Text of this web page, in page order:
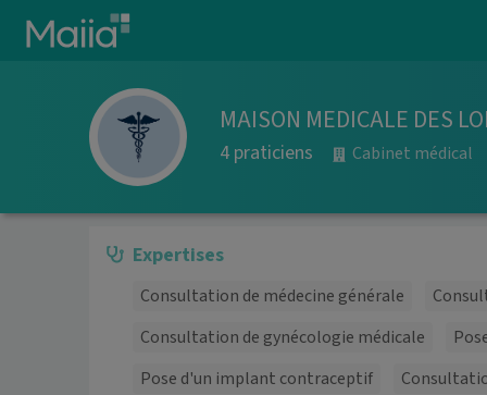
Aller au contenu principal
MAISON MEDICALE DES
4 praticiens Cabinet médical
Expertises
Consultation de médecine générale
Consultation de gynécologie médicale
Pose d'un implant contraceptif